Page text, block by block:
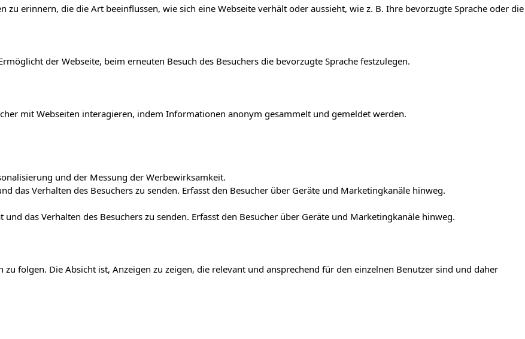
erinnern, die die Art beeinflussen, wie sich eine Webseite verhält oder aussieht, wie z. B. Ihre bevorzugte Sprache oder die
der Webseite, beim erneuten Besuch des Besuchers die bevorzugte Sprache festzulegen.
mit Webseiten interagieren, indem Informationen anonym gesammelt und gemeldet werden.
und der Messung der Werbewirksamkeit.
das Verhalten des Besuchers zu senden. Erfasst den Besucher über Geräte und Marketingkanäle hinweg.
das Verhalten des Besuchers zu senden. Erfasst den Besucher über Geräte und Marketingkanäle hinweg.
folgen. Die Absicht ist, Anzeigen zu zeigen, die relevant und ansprechend für den einzelnen Benutzer sind und daher